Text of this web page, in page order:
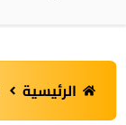
الرئيسية